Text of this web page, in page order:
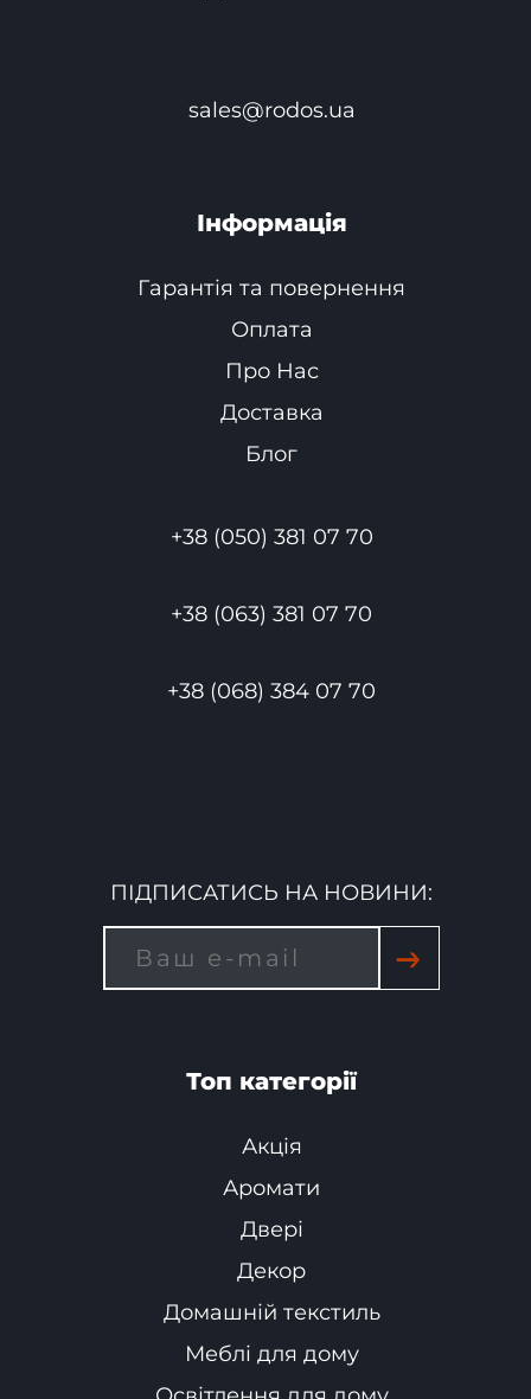
sales@rodos.ua
Інформація
Гарантія та повернення
Оплата
Про Нас
Доставка
Блог
+38 (050) 381 07 70
+38 (063) 381 07 70
+38 (068) 384 07 70
ПІДПИСАТИСЬ НА НОВИНИ:
→
Топ категорії
Акція
Аромати
Двері
Декор
Домашній текстиль
Меблі для дому